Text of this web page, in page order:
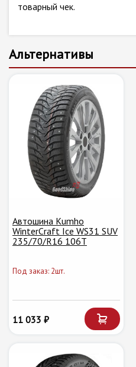
товарный чек.
Альтернативы
Автошина Kumho
WinterCraft Ice WS31 SUV
235/70/R16 106T
Под заказ: 2шт.
11 033 ₽